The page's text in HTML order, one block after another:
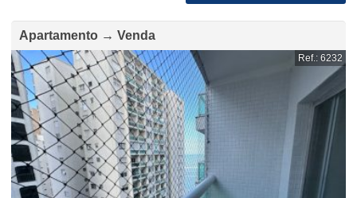
Apartamento → Venda
Ref.: 6232